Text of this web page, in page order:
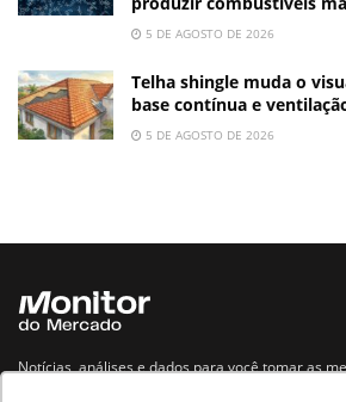
5 DE AGOSTO DE 2026
Telha shingle muda o
base contínua e
5 DE AGOSTO DE 2026
Notícias, análises e dados para você tomar as